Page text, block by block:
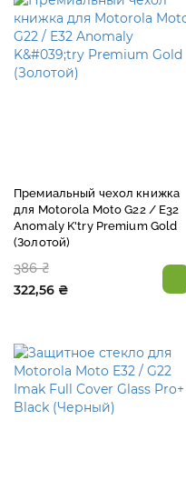
Премиальный чехол книжка
для Motorola Moto G22 / E32
Anomaly K'try Premium Gold
(Золотой)
386 ₴
322,56 ₴